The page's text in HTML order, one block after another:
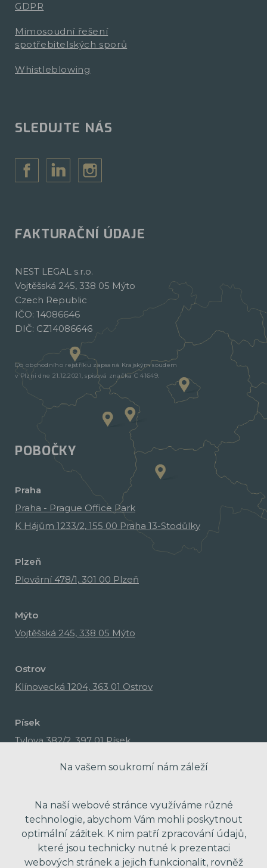
GDPR
Mimosoudní řešení
spotřebitelských sporů
Whistleblowing
SLEDUJTE NÁS
FAKTURAČNÍ ÚDAJE
NEST LEGAL s.r.o.
Vojtěšská 245, 338 05 Mýto
Czech Republic
IČO: 14086646
DIČ: CZ14086646
Do obchodního rejstříku zapsaná Krajským soudem
v Plzni dne 21.12.2021, spisová značka C 41649.
POBOČKY
Praha
Praha - Prague Office Park
K Hájům 1233/2, 155 00 Praha 13-Stodůlky
Plzeň
Plovární 478/1, 301 00 Plzeň
Mýto
Vojtěšská 245, 338 05 Mýto
Ostrov
Klínovecká 1204, 363 01 Ostrov
Písek
Tylova 382/2, 397 01 Písek
Na vašem soukromí nám záleží
Na naší webové stránce využíváme různé
technologie, abychom Vám mohli poskytnout
optimální zážitek. K nim patří zpracování údajů,
které jsou technicky nutné k prezentaci
webových stránek a jejich funkcionalit, rovněž